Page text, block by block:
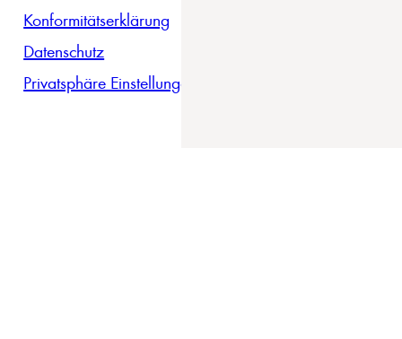
Konformitätserklärung
Datenschutz
Privatsphäre Einstellungen